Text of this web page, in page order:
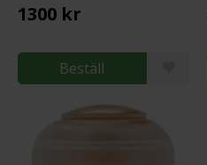
1300 kr
Beställ